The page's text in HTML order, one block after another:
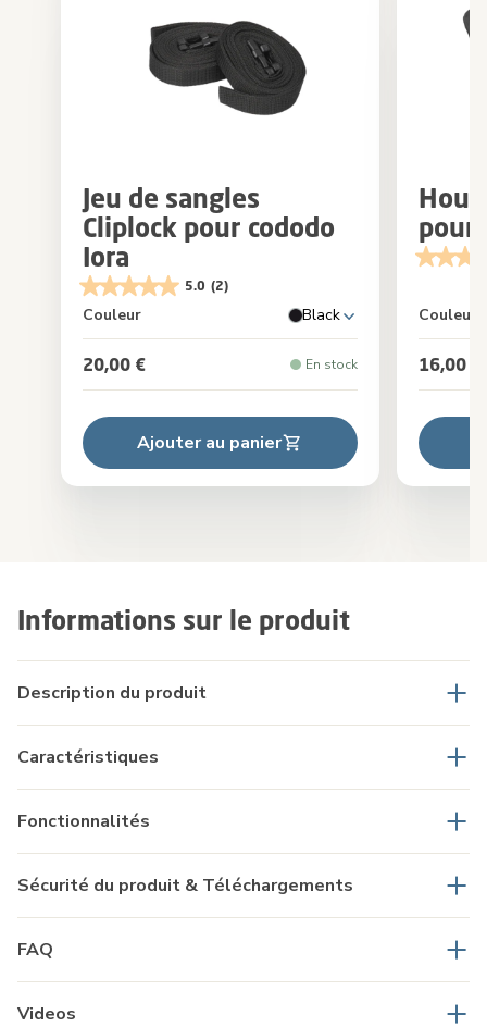
Informations sur le produit
Description du produit
Caractéristiques
Fonctionnalités
Sécurité du produit & Téléchargements
FAQ
Videos
Jeu de sangles
Cliplock pour cododo
Iora
5.0 (2)
Couleur Black
20,00 € En stock
Ajouter au panier
pour
Couleur
16,00 €